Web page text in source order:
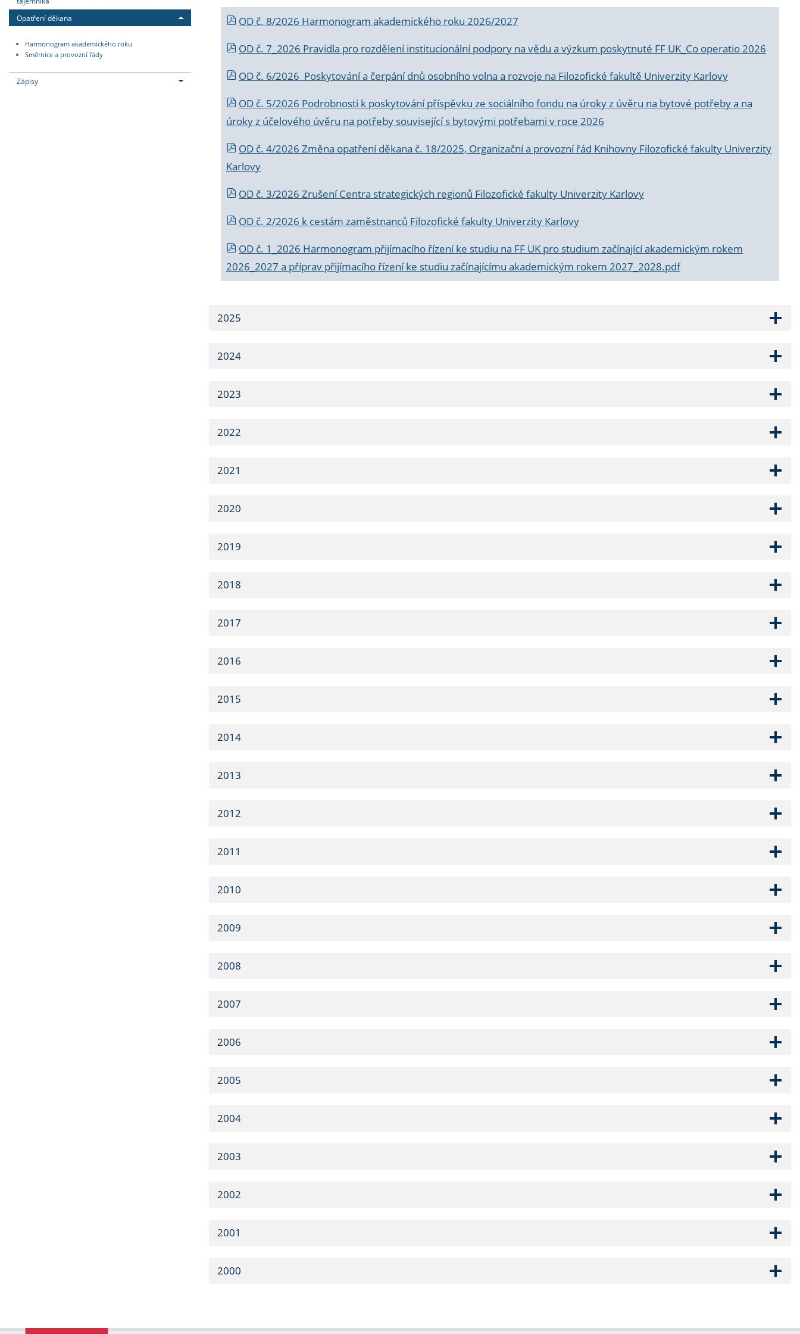
Opatření děkana
Harmonogram akademického roku
Směrnice a provozní řády
Zápisy
OD č. 8/2026 Harmonogram akademického roku 2026/2027
OD č. 7_2026 Pravidla pro rozdělení institucionální podpory na vědu a výzkum poskytnuté FF UK_Co operatio 2026
OD č. 6/2026 Poskytování a čerpání dnů osobního volna a rozvoje na Filozofické fakultě Univerzity Karlovy
OD č. 5/2026 Podrobnosti k poskytování příspěvku ze sociálního fondu na úroky z úvěru na bytové potřeby a na
úroky z účelového úvěru na potřeby související s bytovými potřebami v roce 2026
OD č. 4/2026 Změna opatření děkana č. 18/2025, Organizační a provozní řád Knihovny Filozofické fakulty Univerzity
Karlovy
OD č. 3/2026 Zrušení Centra strategických regionů Filozofické fakulty Univerzity Karlovy
OD č. 2/2026 k cestám zaměstnanců Filozofické fakulty Univerzity Karlovy
OD č. 1_2026 Harmonogram přijímacího řízení ke studiu na FF UK pro studium začínající akademickým rokem
2026_2027 a příprav přijímacího řízení ke studiu začínajícímu akademickým rokem 2027_2028.pdf
2025
2024
2023
2022
2021
2020
2019
2018
2017
2016
2015
2014
2013
2012
2011
2010
2009
2008
2007
2006
2005
2004
2003
2002
2001
2000